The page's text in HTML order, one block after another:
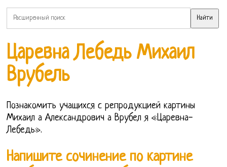
Царевна Лебедь Михаил
Врубель
Познакомить учащихся с репродукцией картины
Михаил а Александрович а Врубел я «Царевна-
Лебедь».
Напишите сочинение по картине